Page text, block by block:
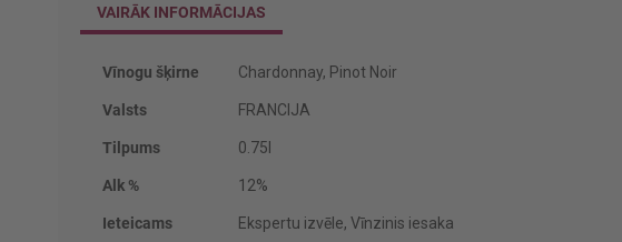
VAIRĀK INFORMĀCIJAS
Vairāk
Vīnogu šķirne Chardonnay, Pinot Noir
Valsts FRANCIJA
Tilpums 0.75l
Alk % 12%
Ieteicams Ekspertu izvēle, Vīnzinis iesaka